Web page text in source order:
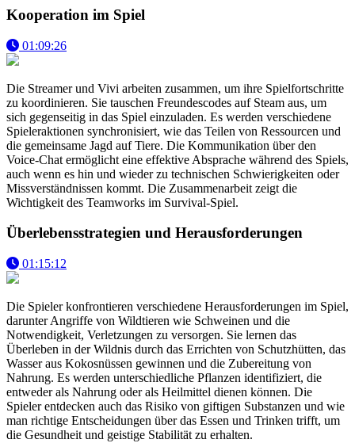
Kooperation im Spiel
01:09:26
Die Streamer und Vivi arbeiten zusammen, um ihre Spielfortschritte
zu koordinieren. Sie tauschen Freundescodes auf Steam aus, um
sich gegenseitig in das Spiel einzuladen. Es werden verschiedene
Spieleraktionen synchronisiert, wie das Teilen von Ressourcen und
die gemeinsame Jagd auf Tiere. Die Kommunikation über den
Voice-Chat ermöglicht eine effektive Absprache während des Spiels,
auch wenn es hin und wieder zu technischen Schwierigkeiten oder
Missverständnissen kommt. Die Zusammenarbeit zeigt die
Wichtigkeit des Teamworks im Survival-Spiel.
Überlebensstrategien und Herausforderungen
01:15:12
Die Spieler konfrontieren verschiedene Herausforderungen im Spiel,
darunter Angriffe von Wildtieren wie Schweinen und die
Notwendigkeit, Verletzungen zu versorgen. Sie lernen das
Überleben in der Wildnis durch das Errichten von Schutzhütten, das
Wasser aus Kokosnüssen gewinnen und die Zubereitung von
Nahrung. Es werden unterschiedliche Pflanzen identifiziert, die
entweder als Nahrung oder als Heilmittel dienen können. Die
Spieler entdecken auch das Risiko von giftigen Substanzen und wie
man richtige Entscheidungen über das Essen und Trinken trifft, um
die Gesundheit und geistige Stabilität zu erhalten.